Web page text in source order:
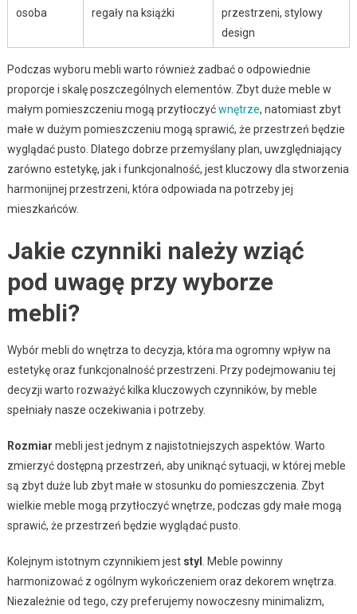
osoba
regały na książki
przestrzeni, stylowy
design
Podczas wyboru mebli warto również zadbać o odpowiednie
proporcje i skalę poszczególnych elementów. Zbyt duże meble w
małym pomieszczeniu mogą przytłoczyćwnętrze, natomiast zbyt
małe w dużym pomieszczeniu mogą sprawić, że przestrzeń będzie
wyglądać pusto. Dlatego dobrze przemyślany plan, uwzględniający
zarówno estetykę, jak i funkcjonalność, jest kluczowy dla stworzenia
harmonijnej przestrzeni, która odpowiada na potrzeby jej
mieszkańców.
Jakie czynniki należy wziąć
pod uwagę przy wyborze
mebli?
Wybór mebli do wnętrza to decyzja, która ma ogromny wpływ na
estetykę oraz funkcjonalność przestrzeni. Przy podejmowaniu tej
decyzji warto rozważyć kilka kluczowych czynników, by meble
spełniały nasze oczekiwania i potrzeby.
Rozmiar mebli jest jednym z najistotniejszych aspektów. Warto
zmierzyć dostępną przestrzeń, aby uniknąć sytuacji, w której meble
są zbyt duże lub zbyt małe w stosunku do pomieszczenia. Zbyt
wielkie meble mogą przytłoczyć wnętrze, podczas gdy małe mogą
sprawić, że przestrzeń będzie wyglądać pusto.
Kolejnym istotnym czynnikiem jest styl
. Meble powinny
harmonizować z ogólnym wykończeniem oraz dekorem wnętrza.
Niezależnie od tego, czy preferujemy nowoczesny minimalizm,